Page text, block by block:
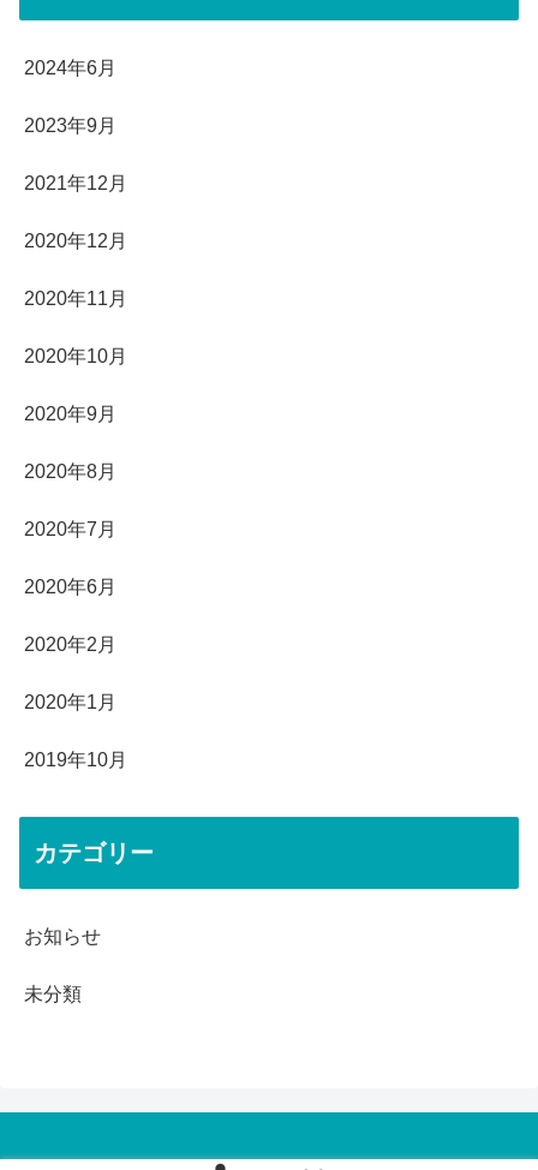
2024年6月
2023年9月
2021年12月
2020年12月
2020年11月
2020年10月
2020年9月
2020年8月
2020年7月
2020年6月
2020年2月
2020年1月
2019年10月
カテゴリー
お知らせ
未分類